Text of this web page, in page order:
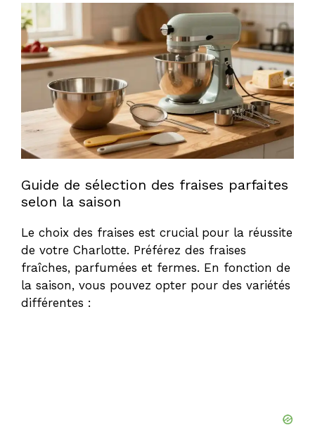
Guide de sélection des fraises parfaites
selon la saison
Le choix des fraises est crucial pour la réussite
de votre Charlotte. Préférez des fraises
fraîches, parfumées et fermes. En fonction de
la saison, vous pouvez opter pour des variétés
différentes :